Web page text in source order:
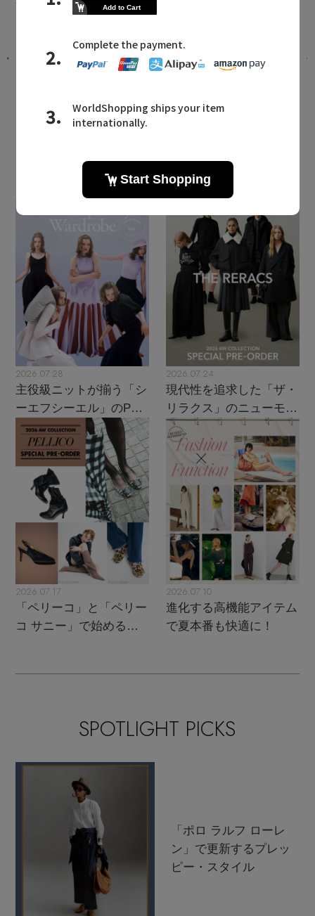
「ミニマリストの旅」がテーマ“Urban
Essence On Journey”
LATEST TOPICS
2026.07.28
主役級ニットが揃う「シ
ーエフシーエル」のPOP
UPがスタート
2026.07.24
現代性を追求した「ザ・
リラクス」のニューモダ
ンクラシック
2026.07.17
「ペリーコ」と「ペリー
コ サニー」で始める秋
2026.07.10
進化する高機能アイテム
で夏本番も快適に！
SPOTLIGHT PICKS
「ポロ ラルフ ローレ
ン」で更新するプレッ
ピー・スタイル